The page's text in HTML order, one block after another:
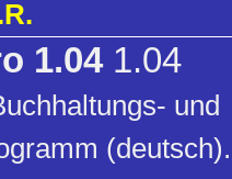
1.041.04
und